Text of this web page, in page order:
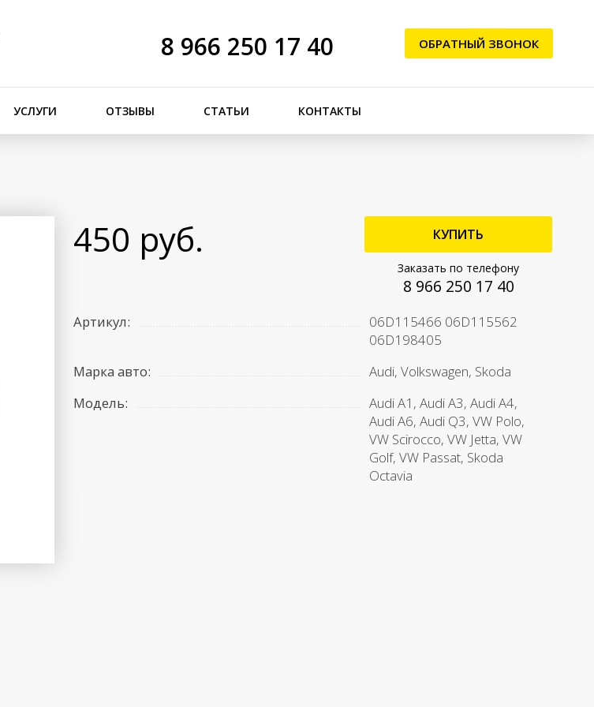
8 966 250 17 40 ОБРАТНЫЙ ЗВОНОК
УСЛУГИ ОТЗЫВЫ СТАТЬИ КОНТАКТЫ
450 руб. КУПИТЬ
Заказать по телефону
8 966 250 17 40
Артикул:
06D115466 06D115562
06D198405
Марка авто:
Audi, Volkswagen, Skoda
Модель:
Audi A1, Audi A3, Audi A4,
Audi A6, Audi Q3, VW Polo,
VW Scirocco, VW Jetta, VW
Golf, VW Passat, Skoda
Octavia